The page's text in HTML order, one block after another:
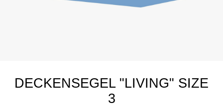
DECKENSEGEL "LIVING" SIZE
3